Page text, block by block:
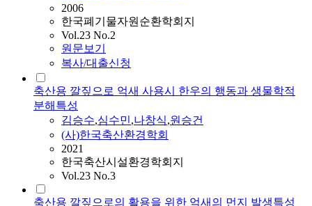
2006
한국폐기물자원순환학회지
Vol.23 No.2
원문보기
복사/대출신청
축산용 깔짚으로 억새 사용시 한우의 행동과 생물학적
분해특성
김승수,심수민,나창식,원승건
(사)한국축산환경학회
2021
한국축산시설환경학회지
Vol.23 No.3
축산용 깔짚으로의 활용을 위한 억새의 먼지 발생특성